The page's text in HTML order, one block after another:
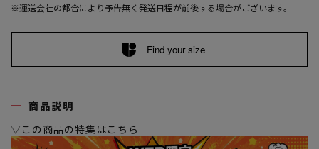
※運送会社の都合により予告無く発送日程が前後する場合がございます。
Find your size
商品説明
▽この商品の特集はこちら